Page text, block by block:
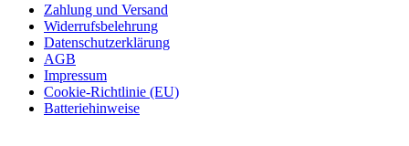
Zahlung und Versand
Widerrufsbelehrung
Datenschutzerklärung
AGB
Impressum
Cookie-Richtlinie (EU)
Batteriehinweise